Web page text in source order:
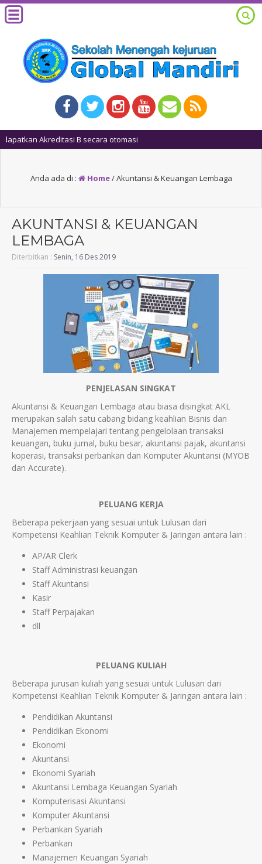
Anda ada di : Home/Akuntansi & Keuangan Lembaga
AKUNTANSI & KEUANGAN
LEMBAGA
Diterbitkan : Senin, 16 Des 2019
PENJELASAN SINGKAT
Akuntansi & Keuangan Lembaga atau biasa disingkat AKL
merupakan salah satu cabang bidang keahlian Bisnis dan
Manajemen mempelajari tentang pengelolaan transaksi
keuangan, buku jurnal, buku besar, akuntansi pajak, akuntansi
koperasi, transaksi perbankan dan Komputer Akuntansi (MYOB
dan Accurate).
PELUANG KERJA
Beberapa pekerjaan yang sesuai untuk Lulusan dari
Kompetensi Keahlian Teknik Komputer & Jaringan antara lain :
AP/AR Clerk
Staff Administrasi keuangan
Staff Akuntansi
Kasir
Staff Perpajakan
dll
PELUANG KULIAH
Beberapa jurusan kuliah yang sesuai untuk Lulusan dari
Kompetensi Keahlian Teknik Komputer & Jaringan antara lain :
Pendidikan Akuntansi
Pendidikan Ekonomi
Ekonomi
Akuntansi
Ekonomi Syariah
Akuntansi Lembaga Keuangan Syariah
Komputerisasi Akuntansi
Komputer Akuntansi
Perbankan Syariah
Perbankan
Manajemen Keuangan Syariah